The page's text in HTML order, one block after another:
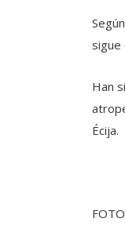
sigue
Han
Écija.